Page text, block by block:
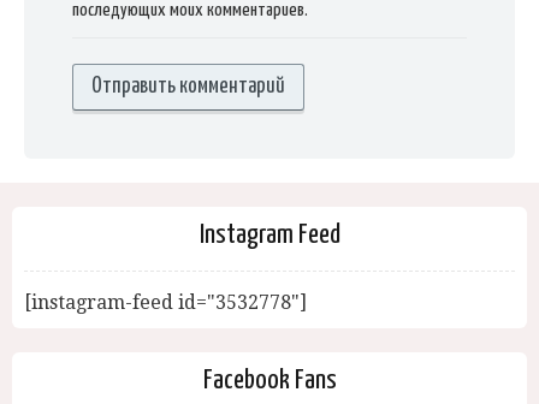
последующих моих комментариев.
Instagram Feed
[instagram-feed id="3532778"]
Facebook Fans